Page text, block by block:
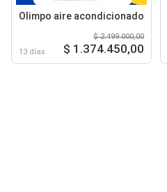
Olimpo aire acondicionado
13 días
$ 2.499.000,00
$ 1.374.450,00